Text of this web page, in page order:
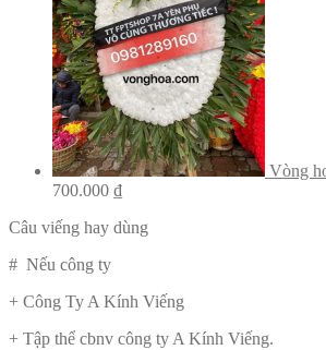
Vòng
700.000 ₫
Câu viếng hay dùng
# Nếu công ty
+ Công Ty A Kính Viếng
+ Tập thể cbnv công ty A Kính Viếng.